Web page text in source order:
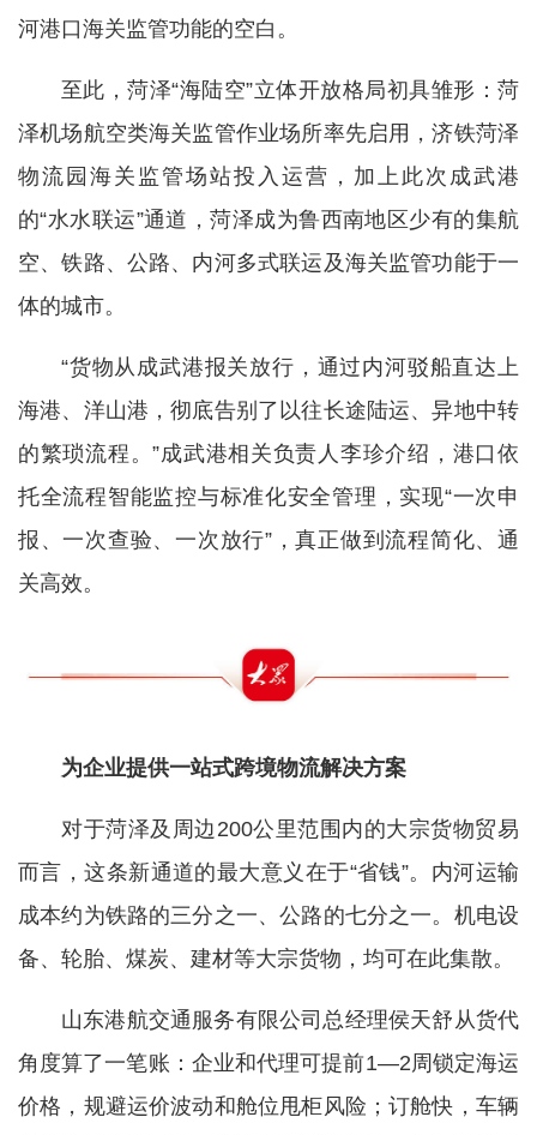
河港口海关监管功能的空白。
至此，菏泽“海陆空”立体开放格局初具雏形：菏
泽机场航空类海关监管作业场所率先启用，济铁菏泽
物流园海关监管场站投入运营，加上此次成武港
的“水水联运”通道，菏泽成为鲁西南地区少有的集航
空、铁路、公路、内河多式联运及海关监管功能于一
体的城市。
“货物从成武港报关放行，通过内河驳船直达上
海港、洋山港，彻底告别了以往长途陆运、异地中转
的繁琐流程。”成武港相关负责人李珍介绍，港口依
托全流程智能监控与标准化安全管理，实现“一次申
报、一次查验、一次放行”，真正做到流程简化、通
关高效。
为企业提供一站式跨境物流解决方案
对于菏泽及周边200公里范围内的大宗货物贸易
而言，这条新通道的最大意义在于“省钱”。内河运输
成本约为铁路的三分之一、公路的七分之一。机电设
备、轮胎、煤炭、建材等大宗货物，均可在此集散。
山东港航交通服务有限公司总经理侯天舒从货代
角度算了一笔账：企业和代理可提前1—2周锁定海运
价格，规避运价波动和舱位甩柜风险；订舱快，车辆